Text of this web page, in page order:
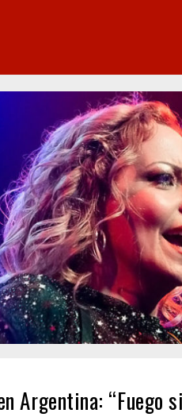
Argentina: “Fuego